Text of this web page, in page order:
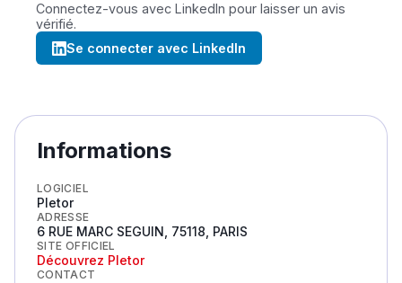
Connectez-vous avec LinkedIn pour laisser un avis
vérifié.
Se connecter avec LinkedIn
Informations
LOGICIEL
Pletor
ADRESSE
6 RUE MARC SEGUIN, 75118, PARIS
SITE OFFICIEL
Découvrez Pletor
CONTACT